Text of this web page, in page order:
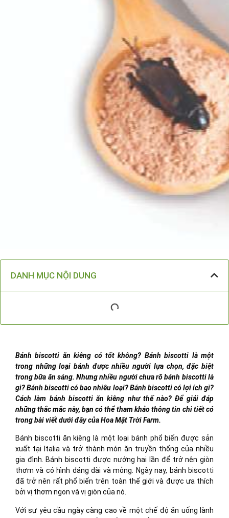
DANH MỤC NỘI DUNG
Bánh biscotti ăn kiêng có tốt không? Bánh biscotti là một
trong những loại bánh được nhiều người lựa chọn, đặc biệt
trong bữa ăn sáng. Nhưng nhiều người chưa rõ bánh biscotti là
gì? Bánh biscotti có bao nhiêu loại? Bánh biscotti có lợi ích gì?
Cách làm bánh biscotti ăn kiêng như thế nào? Để giải đáp
những thắc mắc này, bạn có thể tham khảo thông tin chi tiết có
trong bài viết dưới đây của Hoa Mặt Trời Farm.
Bánh biscotti ăn kiêng là một loại bánh phổ biến được sản
xuất tại Italia và trở thành món ăn truyền thống của nhiều
gia đình. Bánh biscotti được nướng hai lần để trở nên giòn
thơm và có hình dáng dài và mỏng. Ngày nay, bánh biscotti
đã trở nên rất phổ biến trên toàn thế giới và được ưa thích
bởi vị thơm ngon và vị giòn của nó.
Với sự yêu cầu ngày càng cao về một chế độ ăn uống lành